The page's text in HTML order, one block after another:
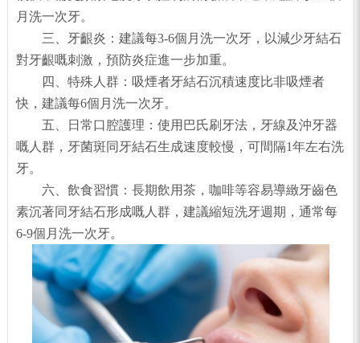
月洗一次牙。
三、牙齦炎：建議每3-6個月洗一次牙，以減少牙結石
對牙齦嘅刺激，預防炎症進一步加重。
四、特殊人群：吸煙者牙結石沉積速度比非吸煙者
快，建議每6個月洗一次牙。
五、日常口腔護理：使用巴氏刷牙法，牙線及沖牙器
嘅人群，牙菌斑同牙結石生成速度較慢，可間隔1年左右洗
牙。
六、飲食習慣：長期飲用茶，咖啡等容易導緻牙齒色
素沉著同牙結石形成嘅人群，建議縮短洗牙週期，通常每
6-9個月洗一次牙。